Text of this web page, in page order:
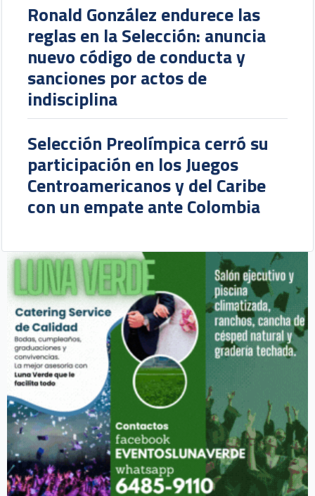
Ronald González endurece las
reglas en la Selección: anuncia
nuevo código de conducta y
sanciones por actos de
indisciplina
Selección Preolímpica cerró su
participación en los Juegos
Centroamericanos y del Caribe
con un empate ante Colombia